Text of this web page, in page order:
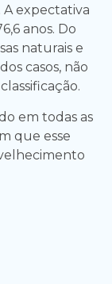
A expectativa
anos. Do
naturais e
casos, não
em todas as
que esse